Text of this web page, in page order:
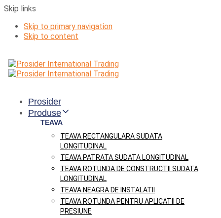
Skip links
Skip to primary navigation
Skip to content
Prosider
Produse
TEAVA
TEAVA RECTANGULARA SUDATA
LONGITUDINAL
TEAVA PATRATA SUDATA LONGITUDINAL
TEAVA ROTUNDA DE CONSTRUCTII SUDATA
LONGITUDINAL
TEAVA NEAGRA DE INSTALATII
TEAVA ROTUNDA PENTRU APLICATII DE
PRESIUNE